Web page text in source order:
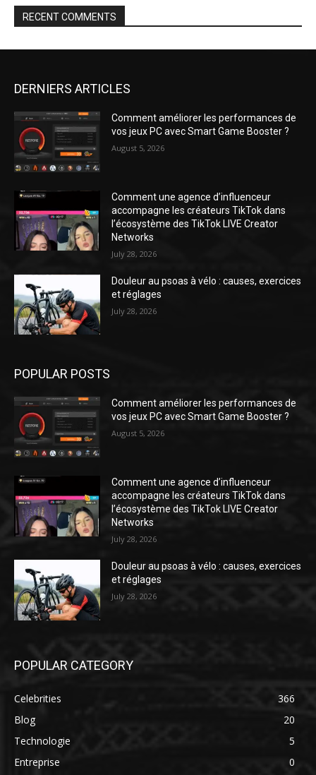
RECENT COMMENTS
DERNIERS ARTICLES
Comment améliorer les performances de
vos jeux PC avec Smart Game Booster ?
August 5, 2026
Comment une agence d’influenceur
accompagne les créateurs TikTok dans
l’écosystème des TikTok LIVE Creator
Networks
July 28, 2026
Douleur au psoas à vélo : causes, exercices
et réglages
July 28, 2026
POPULAR POSTS
Comment améliorer les performances de
vos jeux PC avec Smart Game Booster ?
August 5, 2026
Comment une agence d’influenceur
accompagne les créateurs TikTok dans
l’écosystème des TikTok LIVE Creator
Networks
July 28, 2026
Douleur au psoas à vélo : causes, exercices
et réglages
July 28, 2026
POPULAR CATEGORY
Celebrities
366
Blog
20
Technologie
5
Entreprise
0